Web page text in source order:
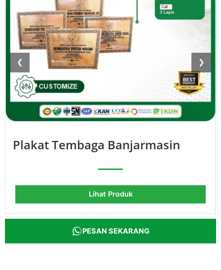
❮ ❯
Plakat Tembaga Banjarmasin
Lihat Produk
PESAN SEKARANG